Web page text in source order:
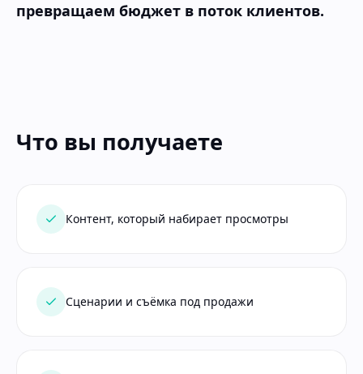
превращаем бюджет в поток клиентов.
Что вы получаете
Контент, который набирает просмотры
Сценарии и съёмка под продажи